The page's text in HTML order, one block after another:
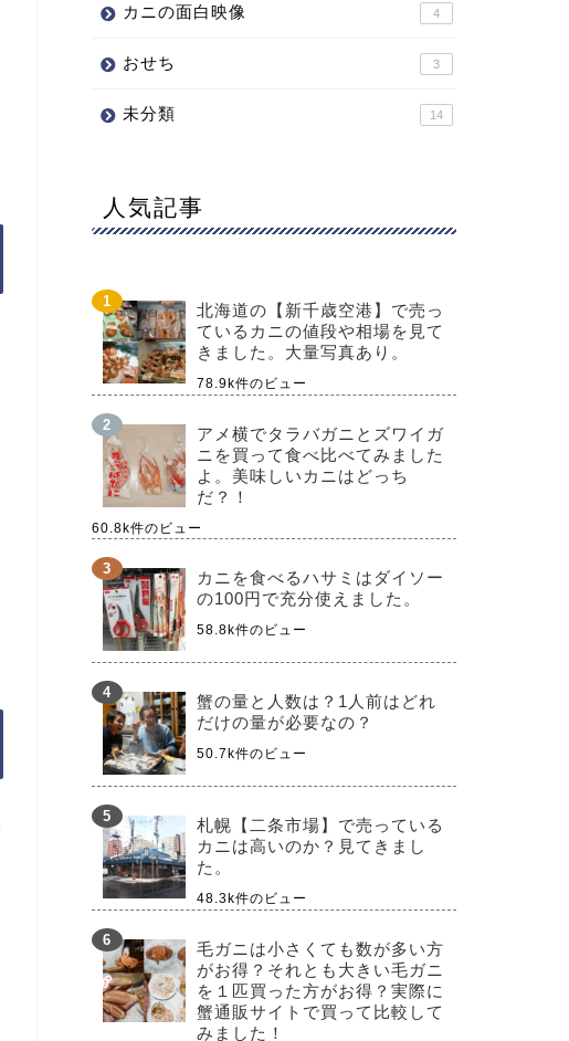
カニの面白映像 4
おせち 3
未分類 14
人気記事
北海道の【新千歳空港】で売っ
ているカニの値段や相場を見て
きました。大量写真あり。
78.9k件のビュー
アメ横でタラバガニとズワイガ
ニを買って食べ比べてみました
よ。美味しいカニはどっち
だ？！
60.8k件のビュー
カニを食べるハサミはダイソー
の100円で充分使えました。
58.8k件のビュー
蟹の量と人数は？1人前はどれ
だけの量が必要なの？
50.7k件のビュー
札幌【二条市場】で売っている
カニは高いのか？見てきまし
た。
48.3k件のビュー
毛ガニは小さくても数が多い方
がお得？それとも大きい毛ガニ
を１匹買った方がお得？実際に
蟹通販サイトで買って比較して
みました！